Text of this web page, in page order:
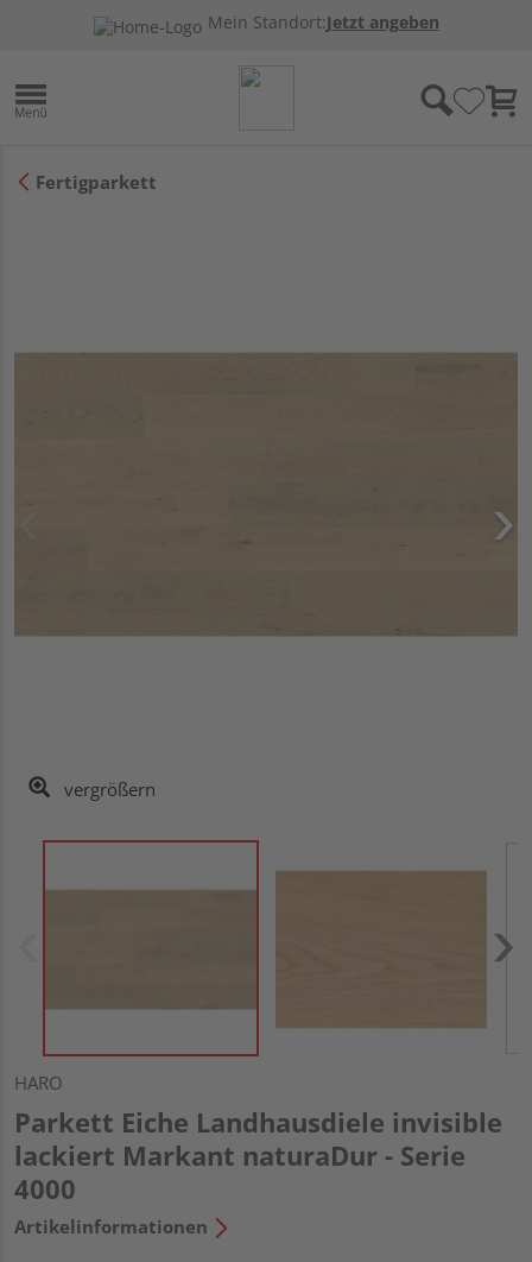
Mein Standort:Jetzt angeben
Fertigparkett
vergrößern
HARO
Parkett Eiche Landhausdiele invisible
lackiert Markant naturaDur - Serie
4000
Artikelinformationen